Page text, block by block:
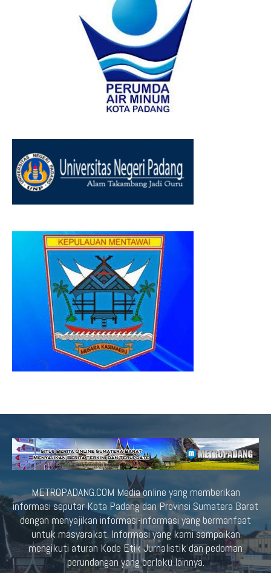
METROPADANG.COM Media online yang memberikan
informasi seputar Kota Padang dan Provinsi Sumatera Barat
dengan menyajikan informasi-informasi yang bermanfaat
untuk masyarakat. Informasi yang kami sampaikan
mengikuti aturan Kode Etik Jurnalistik dan pedoman
perundangan yang berlaku lainnya.